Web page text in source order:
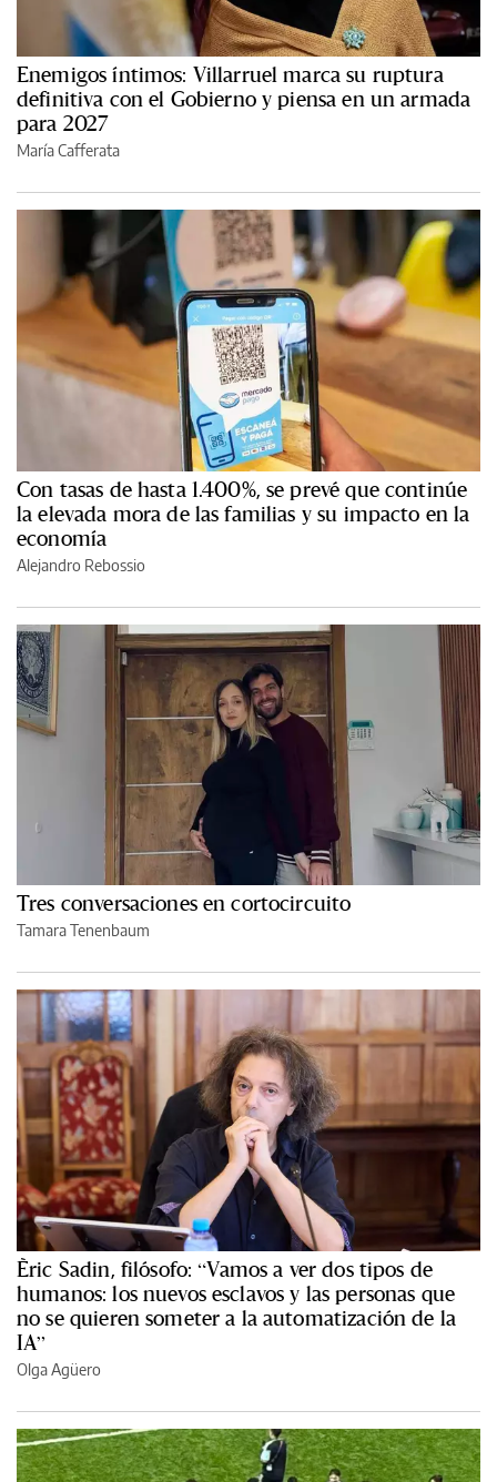
Enemigos íntimos: Villarruel marca su ruptura
definitiva con el Gobierno y piensa en un armada
para 2027
María Cafferata
Con tasas de hasta 1.400%, se prevé que continúe
la elevada mora de las familias y su impacto en la
economía
Alejandro Rebossio
Tres conversaciones en cortocircuito
Tamara Tenenbaum
Èric Sadin, filósofo: “Vamos a ver dos tipos de
humanos: los nuevos esclavos y las personas que
no se quieren someter a la automatización de la
IA”
Olga Agüero